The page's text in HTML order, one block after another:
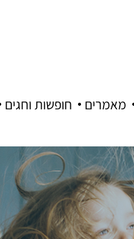
חופשות וחגים מאמרים